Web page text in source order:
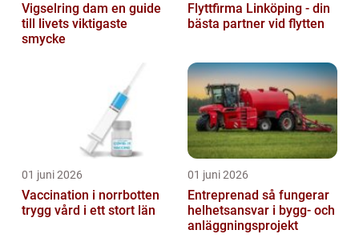
Vigselring dam en guide
till livets viktigaste
smycke
Flyttfirma Linköping - din
bästa partner vid flytten
01 juni 2026
Vaccination i norrbotten
trygg vård i ett stort län
01 juni 2026
Entreprenad så fungerar
helhetsansvar i bygg- och
anläggningsprojekt